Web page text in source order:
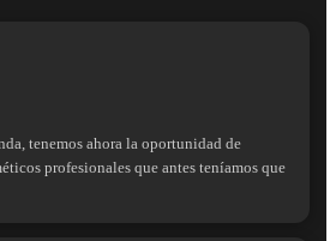
tenemos ahora la oportunidad de
profesionales que antes teníamos que